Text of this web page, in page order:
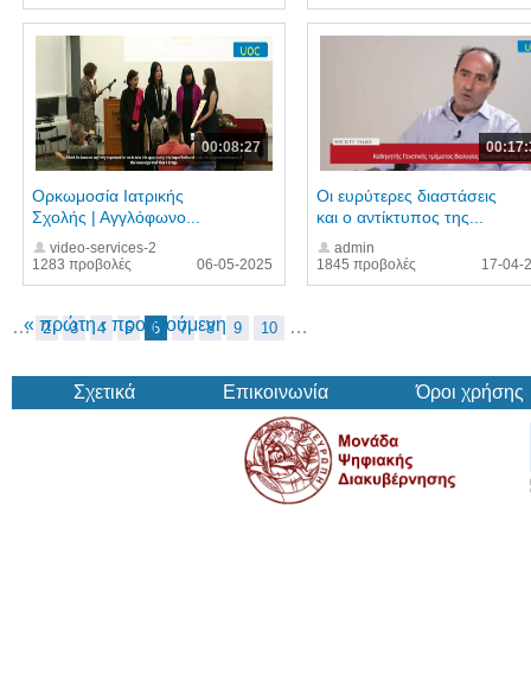
00:08:27
1283 προβολές
Ορκωμοσία Ιατρικής
Σχολής | Αγγλόφωνο...
video-services-2
06-05-2025
1845 προβολές
Οι ευρύτερες διαστάσεις
και ο αντίκτυπος της...
admin
17-04-
« πρώτη ‹ προηγούμενη
… 2 3 4 5 6 7 8 9 10 …
Σχετικά Επικοινωνία Όροι χρήσης